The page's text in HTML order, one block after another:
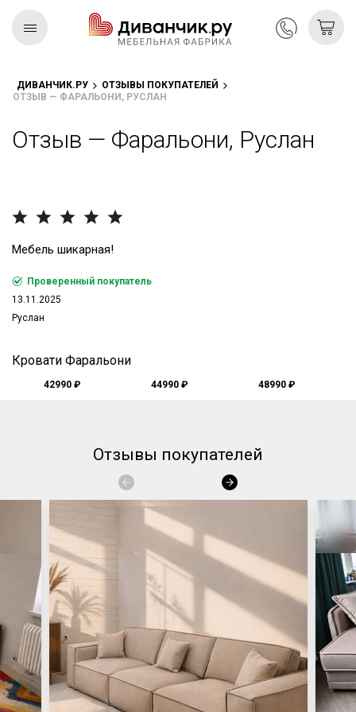
ДИВАНЧИК.РУ
ОТЗЫВЫ ПОКУПАТЕЛЕЙ
ОТЗЫВ — ФАРАЛЬОНИ, РУСЛАН
Отзыв — Фаральони, Руслан
Мебель шикарная!
Проверенный покупатель
13.11.2025
Руслан
Кровати Фаральони
42990 ₽ 44990 ₽ 48990 ₽
Отзывы покупателей